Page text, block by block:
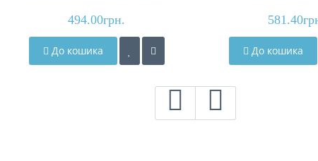
494.00грн.
До кошика До кошика